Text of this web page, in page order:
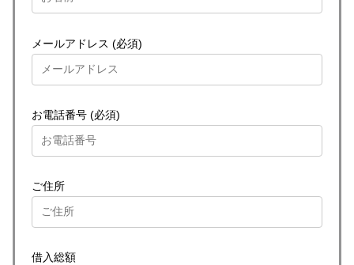
メールアドレス (必須)
お電話番号 (必須)
ご住所
借入総額